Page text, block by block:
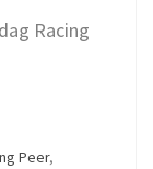
Racing
Peer,